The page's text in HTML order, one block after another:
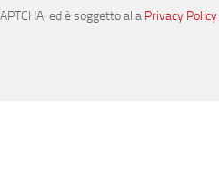
ed è soggetto alla Privacy Policy